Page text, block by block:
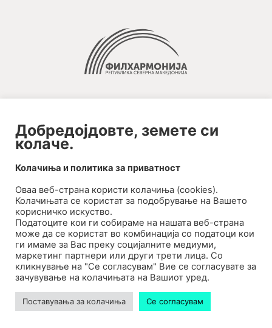
Filharmonija
Добредојдовте, земете си
колаче.
Колачиња и политика за приватност
Оваа веб-странa користи колачиња (cookies).
Колачињата се користат за подобрување на Вашето
корисничко искуство.
Податоците кои ги собираме на нашата веб-страна
може да се користат во комбинација со податоци кои
ги имаме за Вас преку социјалните медиуми,
маркетинг партнери или други трети лица. Со
кликнување на "Се согласувам" Вие се согласувате за
зачувување на колачињата на Вашиот уред.
Поставувања за колачиња Се согласувам